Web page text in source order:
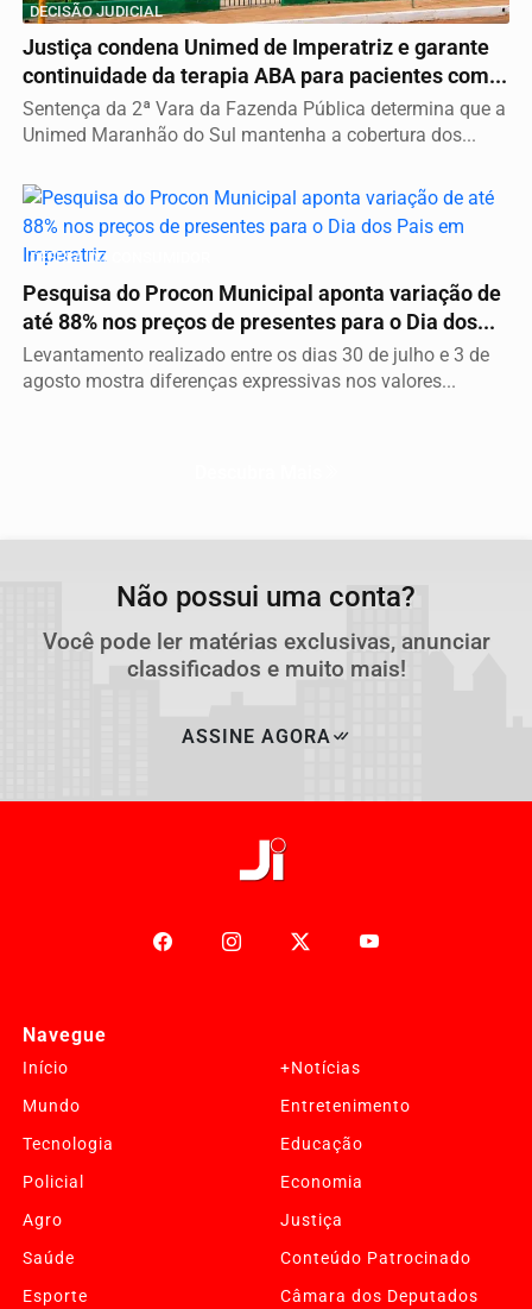
DECISÃO JUDICIAL
Justiça condena Unimed de Imperatriz e garante
continuidade da terapia ABA para pacientes com...
Sentença da 2ª Vara da Fazenda Pública determina que a
Unimed Maranhão do Sul mantenha a cobertura dos...
DEFESA DO CONSUMIDOR
Pesquisa do Procon Municipal aponta variação de
até 88% nos preços de presentes para o Dia dos...
Levantamento realizado entre os dias 30 de julho e 3 de
agosto mostra diferenças expressivas nos valores...
Não possui uma conta?
Você pode ler matérias exclusivas, anunciar
classificados e muito mais!
ASSINE AGORA
Navegue
Início
+Notícias
Mundo
Entretenimento
Tecnologia
Educação
Policial
Economia
Agro
Justiça
Saúde
Conteúdo Patrocinado
Esporte
Câmara dos Deputados